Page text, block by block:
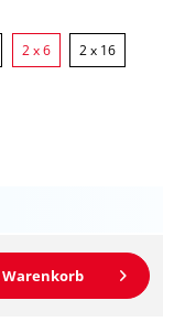
2 x 6 2 x 16
Warenkorb